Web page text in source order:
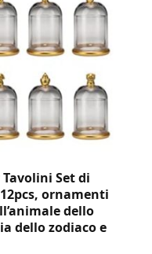
Set di
ornamenti
dello
dello zodiaco e